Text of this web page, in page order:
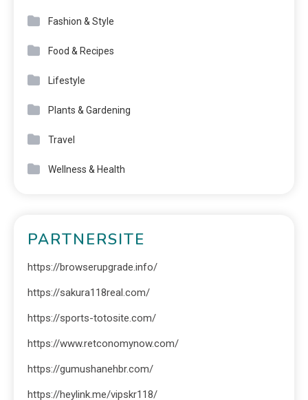
Fashion & Style
Food & Recipes
Lifestyle
Plants & Gardening
Travel
Wellness & Health
PARTNERSITE
https://browserupgrade.info/
https://sakura118real.com/
https://sports-totosite.com/
https://www.retconomynow.com/
https://gumushanehbr.com/
https://heylink.me/vipskr118/